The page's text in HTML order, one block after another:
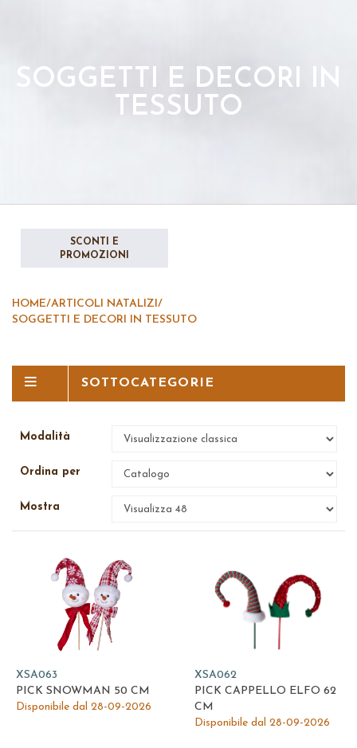
SOGGETTI E DECORI IN
TESSUTO
SCONTI E
PROMOZIONI
HOME/ARTICOLI NATALIZI/
SOGGETTI E DECORI IN TESSUTO
SOTTOCATEGORIE
Modalità
Ordina per
Mostra
XSA063
PICK SNOWMAN 50 CM
Disponibile dal 28-09-2026
XSA062
PICK CAPPELLO ELFO 62
CM
Disponibile dal 28-09-2026